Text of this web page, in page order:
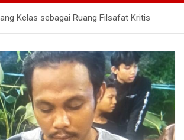
Kelas sebagai Ruang Filsafat Kritis